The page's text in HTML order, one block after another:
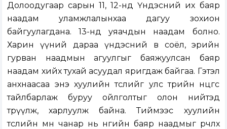
Долоодугаар сарын 11, 12-нд Үндэсний их баяр
наадам уламжлалынхаа дагуу зохион
байгуулагдана. 13-нд уяачдын наадам болно.
Харин үүний дараа үндэсний өв соёл, эрийн
гурван наадмын агуулгыг баяжуулсан баяр
наадам хийх тухай асуудал яригдаж байгаа. Гэтэл
анхнаасаа энэ хуулийн төслийг улс төрийн өнцгөөс
тайлбарлаж буруу ойлголтыг олон нийтэд
төрүүлж, харлуулж байна. Тиймээс хуулийн
төслийн мөн чанар нь өнөөгийн баяр наадмыг өөрчлөх